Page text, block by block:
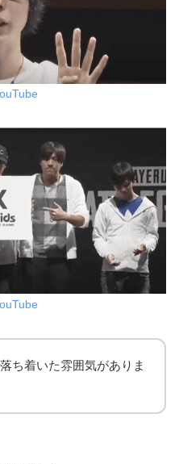
ち着いた雰囲気がありま